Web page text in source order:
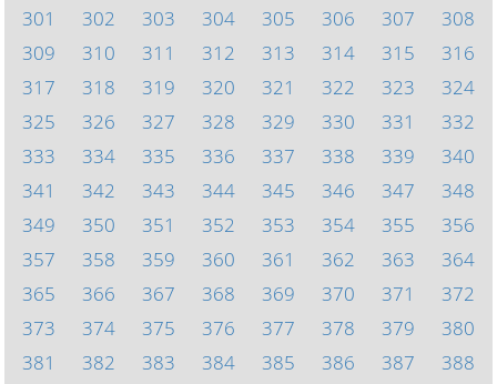
301
302 303 304 305 306 307
308
309
310 311 312 313 314 315
316
317
318 319 320 321 322 323
324
325
326 327 328 329 330 331
332
333
334 335 336 337 338 339
340
341
342 343 344 345 346 347
348
349
350 351 352 353 354 355
356
357
358 359 360 361 362 363
364
365
366 367 368 369 370 371
372
373
374 375 376 377 378 379
380
381
382 383 384 385 386 387 388